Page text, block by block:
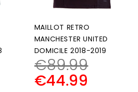
MAILLOT RETRO
MANCHESTER UNITED
DOMICILE 2018-2019
€89.99
€44.99